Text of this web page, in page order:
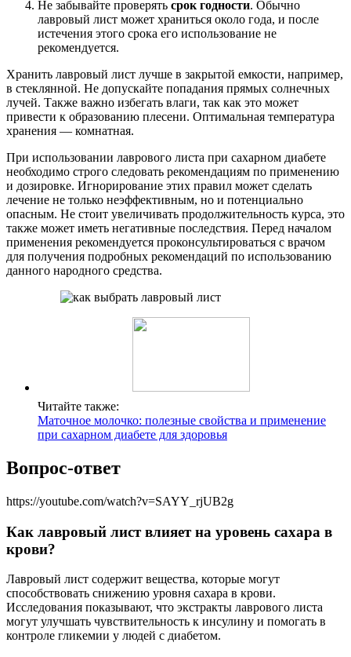
Не забывайте проверять срок годности. Обычно
лавровый лист может храниться около года, и после
истечения этого срока его использование не
рекомендуется.
Хранить лавровый лист лучше в закрытой емкости, например,
в стеклянной. Не допускайте попадания прямых солнечных
лучей. Также важно избегать влаги, так как это может
привести к образованию плесени. Оптимальная температура
хранения — комнатная.
При использовании лаврового листа при сахарном диабете
необходимо строго следовать рекомендациям по применению
и дозировке. Игнорирование этих правил может сделать
лечение не только неэффективным, но и потенциально
опасным. Не стоит увеличивать продолжительность курса, это
также может иметь негативные последствия. Перед началом
применения рекомендуется проконсультироваться с врачом
для получения подробных рекомендаций по использованию
данного народного средства.
Читайте также:
Маточное молочко: полезные свойства и применение
при сахарном диабете для здоровья
Вопрос-ответ
https://youtube.com/watch?v=SAYY_rjUB2g
Как лавровый лист влияет на уровень сахара в
крови?
Лавровый лист содержит вещества, которые могут
способствовать снижению уровня сахара в крови.
Исследования показывают, что экстракты лаврового листа
могут улучшать чувствительность к инсулину и помогать в
контроле гликемии у людей с диабетом.